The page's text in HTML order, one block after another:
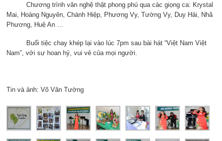
Chương trình văn nghệ thật phong phú qua các giọng ca: Krystal
Mai, Hoàng Nguyên, Chánh Hiệp, Phương Vy, Tường Vy, Duy Hải, Nhã
Phương, Huệ An …
Buổi tiệc chay khép lại vào lúc 7pm sau bài hát “Việt Nam Việt
Nam”, với sự hoan hỷ, vui vẻ của mọi người.
Tin và ảnh: Võ Văn Tường